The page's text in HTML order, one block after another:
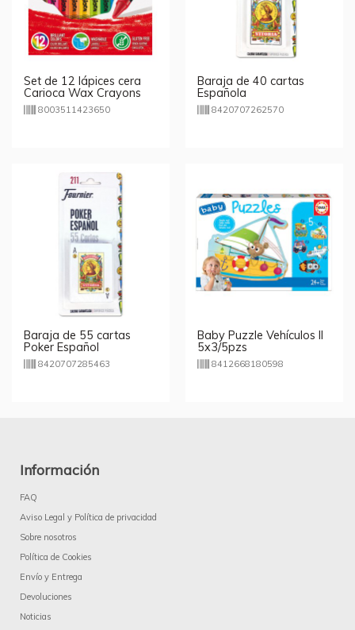
Set de 12 lápices cera
Carioca Wax Crayons
8003511423650
Baraja de 40 cartas
Española
8420707262570
Baraja de 55 cartas
Poker Español
8420707285463
Baby Puzzle Vehículos II
5x3/5pzs
8412668180598
Información
FAQ
Aviso Legal y Política de privacidad
Sobre nosotros
Política de Cookies
Envío y Entrega
Devoluciones
Noticias